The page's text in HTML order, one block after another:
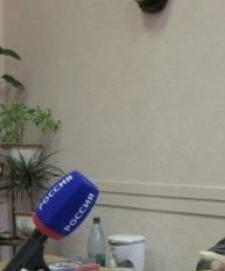
Перейти к основному содержанию